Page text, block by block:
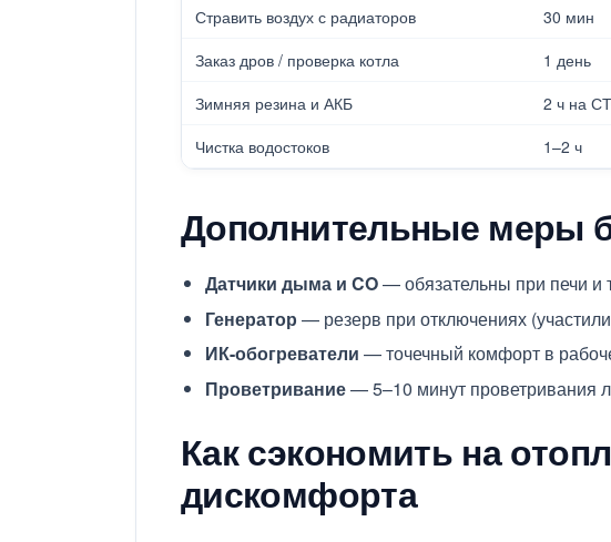
Стравить воздух с радиаторов
30 мин
Заказ дров / проверка котла
1 день
Зимняя резина и АКБ
2 ч на
Чистка водостоков
1–2 ч
Дополнительные меры
Датчики дыма и CO— обязательны при печи и
Генератор — резерв при отключениях
ИК-обогреватели — точечный комфорт в
Проветривание— 5–10 минут проветривания
Как сэкономить на
дискомфорта